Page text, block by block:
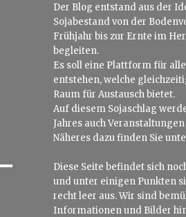
Der Blog entstand aus der
Sojabestand von der
Frühjahr bis zur Ernte im
begleiten.
Es soll eine Plattform für
entstehen, welche
Raum für Austausch bietet.
Auf diesem Sojaschlag
Jahres auch
Näheres dazu finden Sie
Diese Seite befindet sich
und unter einigen Punkten
recht leer aus. Wir sind
Informationen und Bilder